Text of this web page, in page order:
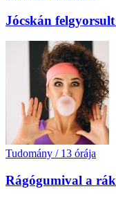
Jócskán felgyorsult
Tudomány / 13 órája
Rágógumival a